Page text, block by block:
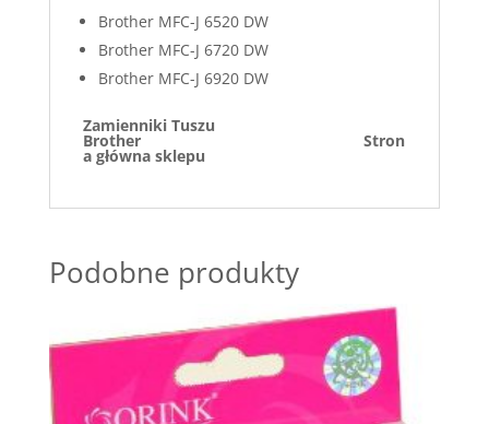
Brother MFC-J 6520 DW
Brother MFC-J 6720 DW
Brother MFC-J 6920 DW
Zamienniki Tuszu
Brother Stron
a główna sklepu
Podobne produkty